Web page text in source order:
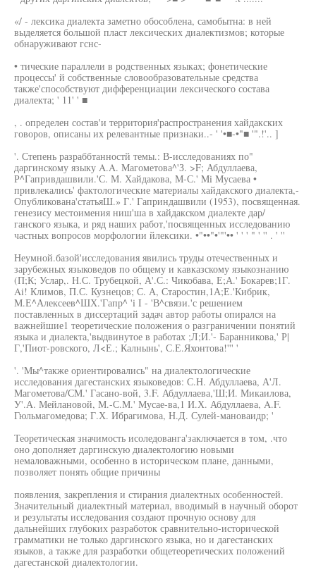
«/ - лексика диалекта заметно обособлена, самобытна: в ней
выделяется большой пласт лексических диалектизмов; которые
обнаруживают гснс-
• тические параллели в родственных языках; фонетические
процессы' й собственные словообразовательные средства
также'способствуют дифференциации лексического состава
диалекта; ' 11' ' ■
, . определен состав'и территория'распространения хайдакских
говоров, описаны их релевантные признаки..- ' '•■-•"■ '".!'.. ]
'. Степень разраббтанностй темы.: В-исследованиях по"
даргинскому языку A.A. Магометова^'З. >F; Абдуллаева,
Р^Гапривдашвили.'С. М. Хайдакова, М-С.' Mi Мусаева •
привлекались' фактологические материалы хайдакского диалекта,-
Опубликована'статьяШ.» Г.' Гаприндашвили (1953), посвященная.
генезису местоимения ниш'ша в хайдакском диалекте дар/
ганского языка, и ряд наших работ,'посвященных исследованию
частных вопросов морфологии йлексики. •"••"•'"'•• ' ' ' " ' '' . ' ''
Неумной.базой'исследования явились труды отечественных и
зарубежных языковедов по общему и кавказскому языкознанию
(П;К; Услар,. Н.С. Трубецкой, А'.С.: Чикобава, Е;А.' Бокарев;1Г.
Ai! Климов, П.С. Кузнецов; С. А, Старостин,1А;Е.'Кибрик,
М.Е^Алексеев^ШХ.'Гапр^ 'i I - 'В^связи.'с решением
поставленных в диссертаций задач автор работы опирался на
важнейшие1 теоретические положения о разграничении понятий
языка и диалекта,'выдвинутое в работах ;Л;И.'- Баранникова,' Р|
Г,'Пиот-ровского, Л<Е.; Калнынь', С.Е.Яхонтова!''' '
'. 'Мы^также ориентировались" на диалектологические
исследования дагестанских языковедов: С.Н. Абдуллаева, А'Л.
Магометова/СМ.' Гасано-вой, 3.F. Абдуллаева,'Ш;И. Микаилова,
У'.А. Мейлановой, М.-С.М.' Мусае-ва,1 И.Х. Абдуллаева, A.F.
Гюльмагомедова; Г.Х. Ибрагимова, Н.Д. Сулей-мановаидр; '
Теоретическая значимость исоледованга'заключается в том, .что
оно дополняет даргинскую диалектологию новыми
немаловажными, особенно в историческом плане, данными,
позволяет понять общие причины
появления, закрепления и стирания диалектных особенностей.
Значительный диалектный материал, вводимый в научный оборот
и результаты исследования создают прочную основу для
дальнейших глубоких разработок сравнительно-исторической
грамматики не только даргинского языка, но и дагестанских
языков, а также для разработки общетеоретических положений
дагестанской диалектологии.